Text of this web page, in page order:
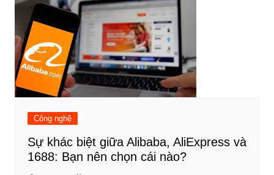
Công nghệ
Sự khác biệt giữa Alibaba, AliExpress và
1688: Bạn nên chọn cái nào?